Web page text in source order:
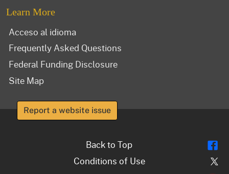
Learn More
Acceso al idioma
Frequently Asked Questions
Federal Funding Disclosure
Site Map
Report a website issue
Back to Top
Conditions of Use